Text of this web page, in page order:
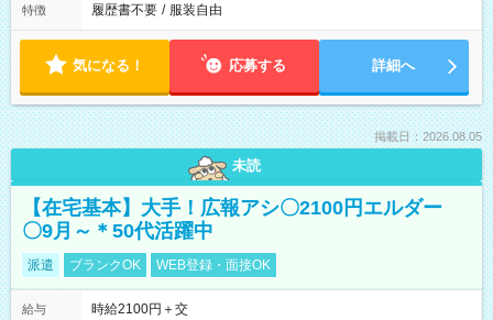
特徴 履歴書不要 / 服装自由
気になる！ 応募する 詳細へ
掲載日：2026.08.05
未読
【在宅基本】大手！広報アシ〇2100円エルダー
〇9月～＊50代活躍中
派遣 ブランクOK WEB登録・面接OK
給与
時給2100円＋交